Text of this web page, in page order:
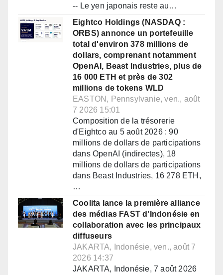
-- Le yen japonais reste au…
Eightco Holdings (NASDAQ :
ORBS) annonce un portefeuille
total d'environ 378 millions de
dollars, comprenant notamment
OpenAI, Beast Industries, plus de
16 000 ETH et près de 302
millions de tokens WLD
EASTON, Pennsylvanie, ven., août
7 2026 15:01
Composition de la trésorerie
d'Eightco au 5 août 2026 : 90
millions de dollars de participations
dans OpenAI (indirectes), 18
millions de dollars de participations
dans Beast Industries, 16 278 ETH,
…
Coolita lance la première alliance
des médias FAST d'Indonésie en
collaboration avec les principaux
diffuseurs
JAKARTA, Indonésie, ven., août 7
2026 14:37
JAKARTA, Indonésie, 7 août 2026